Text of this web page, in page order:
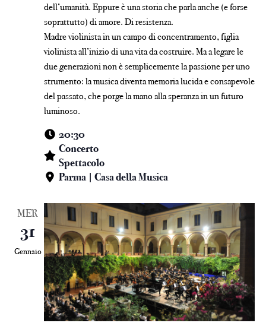
dell’umanità. Eppure è una storia che parla anche (e forse
soprattutto) di amore. Di resistenza.
Madre violinista in un campo di concentramento, figlia
violinista all’inizio di una vita da costruire. Ma a legare le
due generazioni non è semplicemente la passione per uno
strumento: la musica diventa memoria lucida e consapevole
del passato, che porge la mano alla speranza in un futuro
luminoso.
20:30
Concerto
Spettacolo
Parma | Casa della Musica
MER
31
Gennaio